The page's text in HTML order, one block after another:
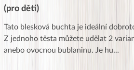
(pro děti)
Tato blesková buchta je ideální
Z jednoho těsta můžete udělat 2
anebo ovocnou bublaninu. Je hu...